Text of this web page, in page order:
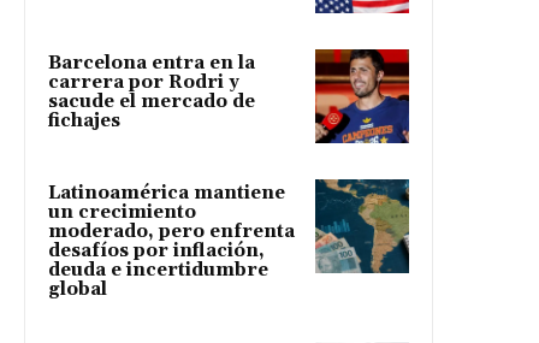
Barcelona entra en la
carrera por Rodri y
sacude el mercado de
fichajes
Latinoamérica mantiene
un crecimiento
moderado, pero enfrenta
desafíos por inflación,
deuda e incertidumbre
global